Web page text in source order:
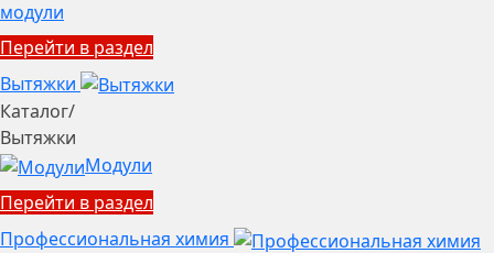
модули
Перейти в раздел
Вытяжки
Каталог/
Вытяжки
Модули
Перейти в раздел
Профессиональная химия